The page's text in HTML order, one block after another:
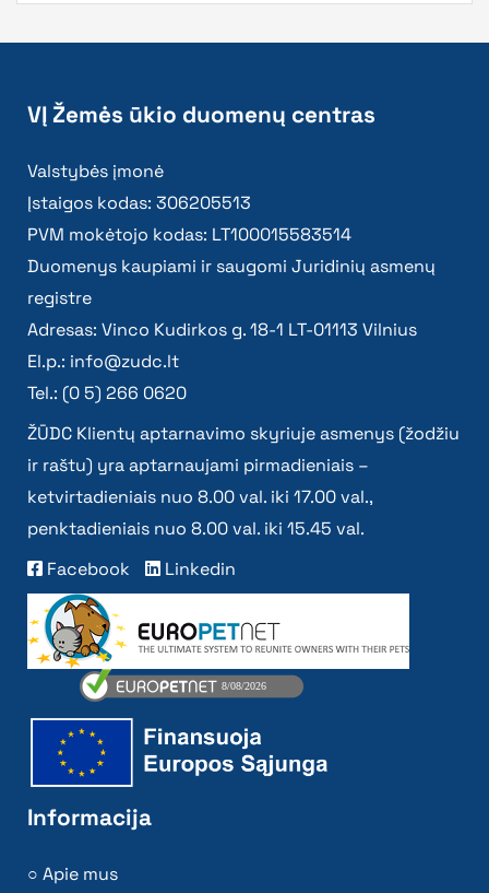
VĮ Žemės ūkio duomenų centras
Valstybės įmonė
Įstaigos kodas: 306205513
PVM mokėtojo kodas: LT100015583514
Duomenys kaupiami ir saugomi Juridinių asmenų
registre
Adresas: Vinco Kudirkos g. 18-1 LT-01113 Vilnius
El.p.: info@zudc.lt
Tel.: (0 5) 266 0620
ŽŪDC Klientų aptarnavimo skyriuje asmenys (žodžiu
ir raštu) yra aptarnaujami pirmadieniais –
ketvirtadieniais nuo 8.00 val. iki 17.00 val.,
penktadieniais nuo 8.00 val. iki 15.45 val.
Facebook
Linkedin
Informacija
Apie mus